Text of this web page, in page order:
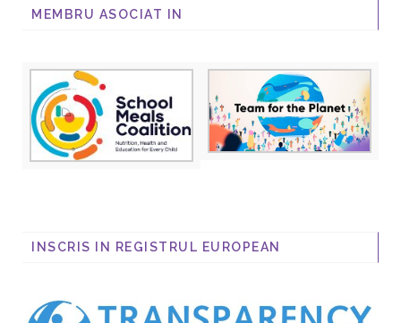
MEMBRU ASOCIAT IN
INSCRIS IN REGISTRUL EUROPEAN